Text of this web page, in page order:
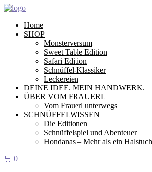
Home
SHOP
Monsterversum
Sweet Table Edition
Safari Edition
Schnüffel-Klassiker
Leckereien
DEINE IDEE. MEIN HANDWERK.
ÜBER VOM FRAUERL
Vom Frauerl unterwegs
SCHNÜFFELWISSEN
Die Editionen
Schnüffelspiel und Abenteuer
Hondanas – Mehr als ein Halstuch
🛒 0